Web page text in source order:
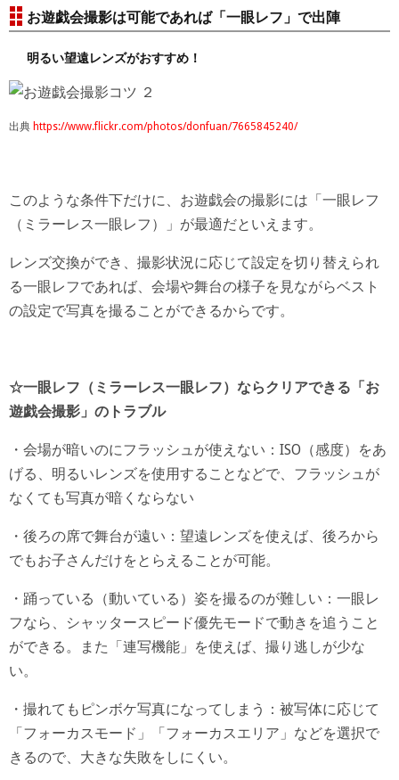
お遊戯会撮影は可能であれば「一眼レフ」で出陣
明るい望遠レンズがおすすめ！
出典 https://www.flickr.com/photos/donfuan/7665845240/
このような条件下だけに、お遊戯会の撮影には「一眼レフ
（ミラーレス一眼レフ）」が最適だといえます。
レンズ交換ができ、撮影状況に応じて設定を切り替えられ
る一眼レフであれば、会場や舞台の様子を見ながらベスト
の設定で写真を撮ることができるからです。
☆一眼レフ（ミラーレス一眼レフ）ならクリアできる「お
遊戯会撮影」のトラブル
・会場が暗いのにフラッシュが使えない：ISO（感度）をあ
げる、明るいレンズを使用することなどで、フラッシュが
なくても写真が暗くならない
・後ろの席で舞台が遠い：望遠レンズを使えば、後ろから
でもお子さんだけをとらえることが可能。
・踊っている（動いている）姿を撮るのが難しい：一眼レ
フなら、シャッタースピード優先モードで動きを追うこと
ができる。また「連写機能」を使えば、撮り逃しが少な
い。
・撮れてもピンボケ写真になってしまう：被写体に応じて
「フォーカスモード」「フォーカスエリア」などを選択で
きるので、大きな失敗をしにくい。